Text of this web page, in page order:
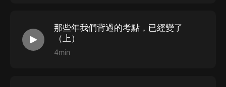
那些年我們背過的考點，已經變了
（上）
4min